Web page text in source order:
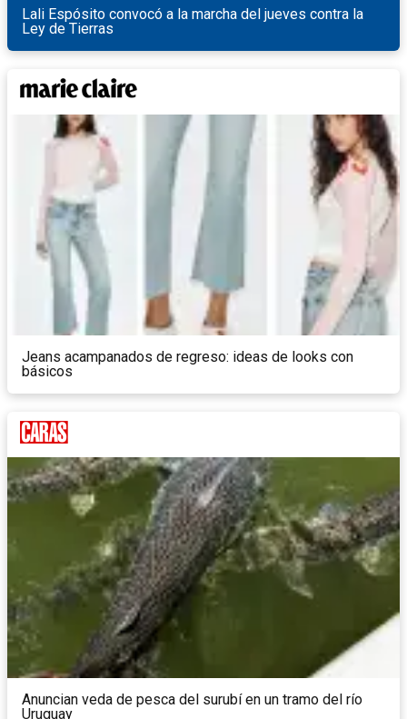
Lali Espósito convocó a la marcha del jueves contra la
Ley de Tierras
Jeans acampanados de regreso: ideas de looks con
básicos
Anuncian veda de pesca del surubí en un tramo del río
Uruguay